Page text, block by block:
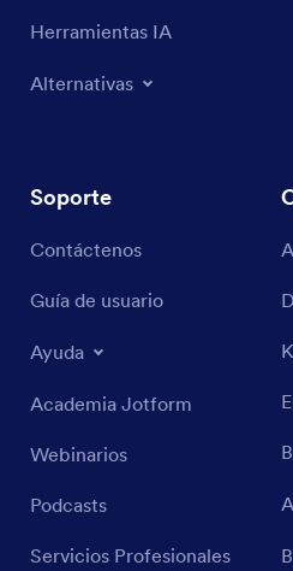
Herramientas IA
Alternativas
Soporte
Contáctenos
Guía de usuario
Ayuda
Academia Jotform
Webinarios
Podcasts
Servicios Profesionales